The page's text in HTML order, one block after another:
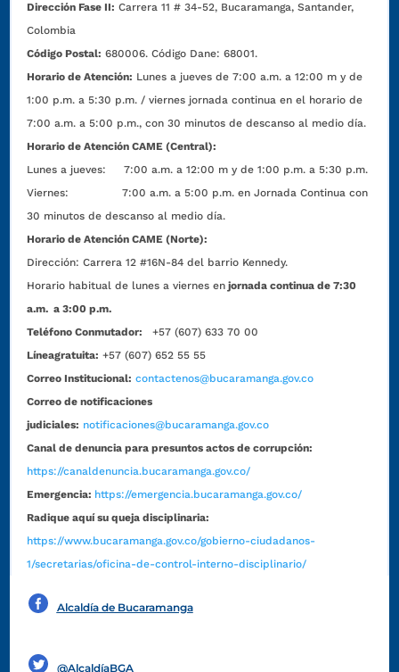
Dirección Fase II: Carrera 11 # 34-52, Bucaramanga, Santander,
Colombia
Código Postal: 680006. Código Dane: 68001.
Horario de Atención: Lunes a jueves de 7:00 a.m. a 12:00 m y de
1:00 p.m. a 5:30 p.m. / viernes jornada continua en el horario de
7:00 a.m. a 5:00 p.m., con 30 minutos de descanso al medio día.
Horario de Atención CAME (Central):
Lunes a jueves: 7:00 a.m. a 12:00 m y de 1:00 p.m. a 5:30 p.m.
Viernes: 7:00 a.m. a 5:00 p.m. en Jornada Continua con
30 minutos de descanso al medio día.
Horario de Atención CAME (Norte):
Dirección:Carrera 12 #16N-84 del barrio Kennedy.
Horario habitual de lunes a viernes en jornada continua de 7:30
a.m. a 3:00 p.m.
Teléfono Conmutador:
+57 (607) 633 70 00
Líneagratuita: +57 (607) 652 55 55
Correo Institucional: contactenos@bucaramanga.gov.co
Correo de notificaciones
judiciales: notificaciones@bucaramanga.gov.co
Canal de denuncia para presuntos actos de corrupción:
https://canaldenuncia.bucaramanga.gov.co/
Emergencia: https://emergencia.bucaramanga.gov.co/
Radique aquí su queja disciplinaria:
https://www.bucaramanga.gov.co/gobierno-ciudadanos-
1/secretarias/oficina-de-control-interno-disciplinario/
Alcaldía de Bucaramanga
@AlcaldíaBGA